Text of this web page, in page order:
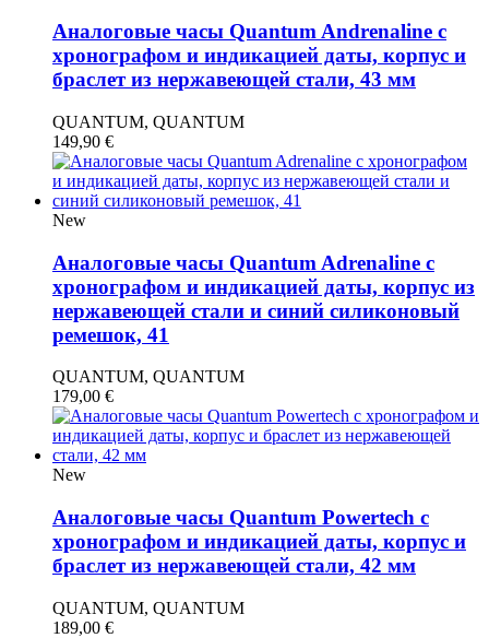
Аналоговые часы Quantum Andrenaline с
хронографом и индикацией даты, корпус и
браслет из нержавеющей стали, 43 мм
QUANTUM, QUANTUM
149,90 €
New
Аналоговые часы Quantum Adrenaline с
хронографом и индикацией даты, корпус из
нержавеющей стали и синий силиконовый
ремешок, 41
QUANTUM, QUANTUM
179,00 €
New
Аналоговые часы Quantum Powertech с
хронографом и индикацией даты, корпус и
браслет из нержавеющей стали, 42 мм
QUANTUM, QUANTUM
189,00 €